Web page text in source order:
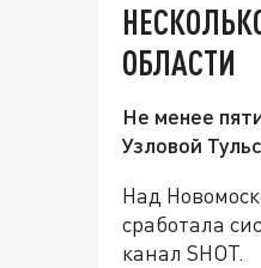
ОБЛАСТИ
Не менее
Узловой
Над
сработала
канал SHOT.